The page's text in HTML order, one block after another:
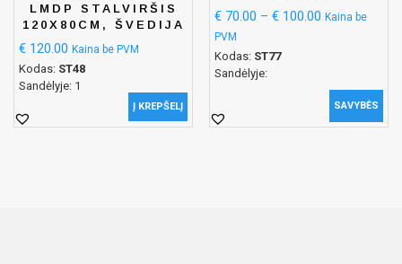
LMDP STALVIRŠIS
120X80CM, ŠVEDIJA
€ 120.00 Kaina be PVM
Kodas: ST48
Sandėlyje: 1
Į KREPŠELĮ
€ 70.00 – € 100.00 Kaina be
PVM
Kodas: ST77
Sandėlyje:
SAVYBĖS